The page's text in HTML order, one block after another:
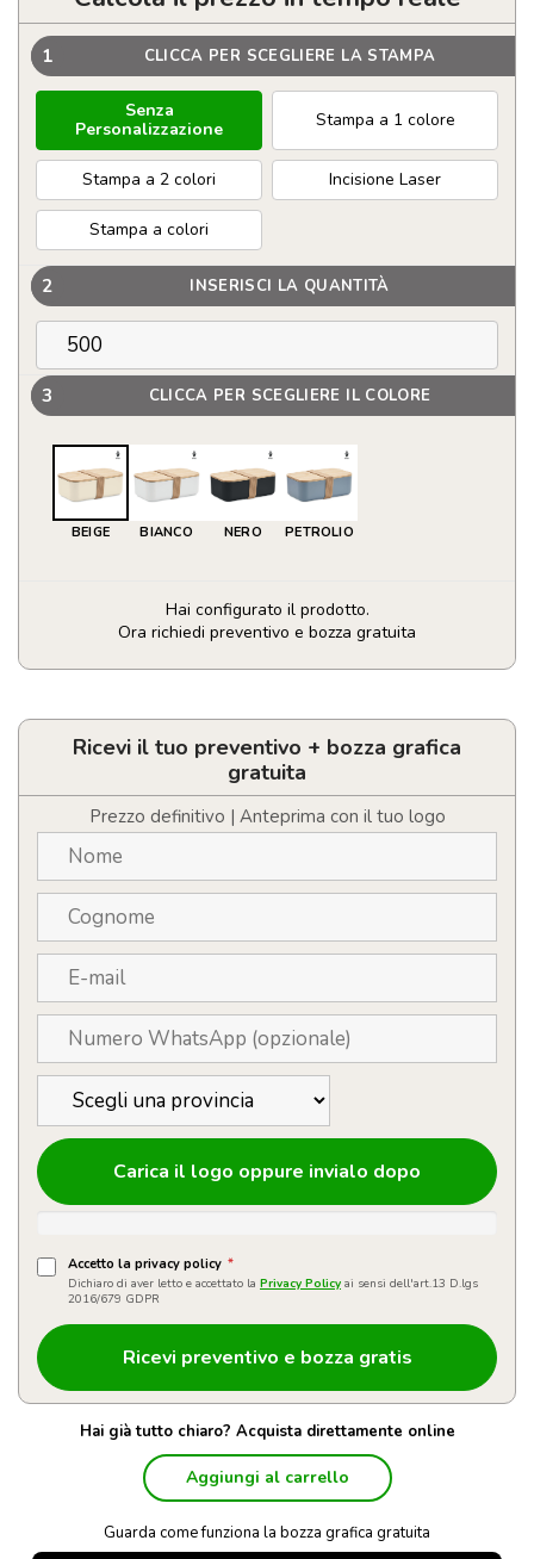
1 CLICCA PER SCEGLIERE LA STAMPA
Senza
Personalizzazione
Stampa a 1 colore
Stampa a 2 colori Incisione Laser
Stampa a colori
2 INSERISCI LA QUANTITÀ
3 CLICCA PER SCEGLIERE IL COLORE
BEIGE BIANCO NERO PETROLIO
Hai configurato il prodotto.
Ora richiedi preventivo e bozza gratuita
Food
in
Ricevi il tuo preventivo + bozza grafica
gratuita
Prezzo definitivo | Anteprima con il tuo logo
Carica il logo oppure invialo dopo
Accetto la privacy policy *
Dichiaro di aver letto e accettato la Privacy Policy ai sensi dell'art.13 D.lgs
2016/679 GDPR
Hai già tutto chiaro? Acquista direttamente online
Aggiungi al carrello
Guarda come funziona la bozza grafica gratuita